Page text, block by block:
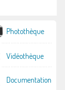
Photothèque
Vidéothèque
Documentation